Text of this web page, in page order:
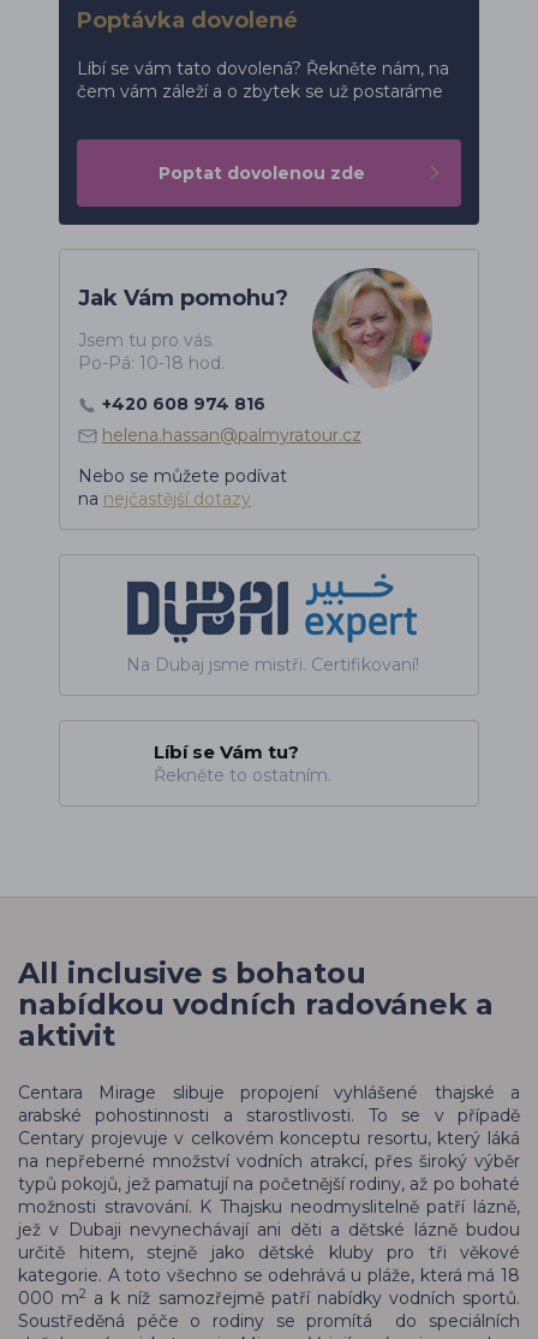
Poptávka dovolené
Líbí se vám tato dovolená? Řekněte nám, na
čem vám záleží a o zbytek se už postaráme
Poptat dovolenou zde
Jak Vám pomohu?
Jsem tu pro vás.
Po-Pá: 10-18 hod.
+420 608 974 816
helena.hassan@palmyratour.cz
Nebo se můžete podívat
na nejčastější dotazy
Na Dubaj jsme mistři. Certifikovaní!
Líbí se Vám tu?
Řekněte to ostatním.
All inclusive s bohatou
nabídkou vodních radovánek a
aktivit
Centara Mirage slibuje propojení vyhlášené thajské a
arabské pohostinnosti a starostlivosti. To se v případě
Centary projevuje v celkovém konceptu resortu, který láká
na nepřeberné množství vodních atrakcí, přes široký výběr
typů pokojů, jež pamatují na početnější rodiny, až po bohaté
možnosti stravování. K Thajsku neodmyslitelně patří lázně,
jež v Dubaji nevynechávají ani děti a dětské lázně budou
určitě hitem, stejně jako dětské kluby pro tři věkové
kategorie. A toto všechno se odehrává u pláže, která má 18
000 m2
a k níž samozřejmě patří nabídky vodních sportů.
Soustředěná péče o rodiny se promítá do speciálních